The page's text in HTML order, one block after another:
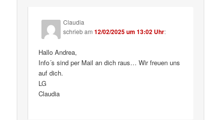
Claudia
schriebam12/02/2025 um 13:02 Uhr:
Hallo Andrea,
Info´s sind per Mail an dich raus… Wir freuen uns
auf dich.
LG
Claudia